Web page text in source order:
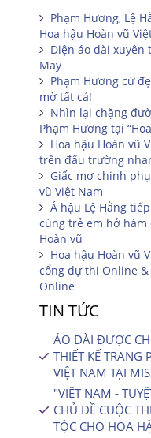
Phạm Hương, Lệ
Hoa hậu Hoàn vũ
Diện áo dài xuyên
May
Phạm Hương cứ
mờ tất cả!
Nhìn lại chặng
Phạm Hương tại
Hoa hậu Hoàn vũ
trên đấu trường
Giấc mơ chinh
vũ Việt Nam
Á hậu Lệ Hằng
cùng trẻ em hở hàm
Hoàn vũ
Hoa hậu Hoàn vũ
cổng dự thi Online
Online
TIN TỨC
ÁO DÀI ĐƯỢC
THIẾT KẾ TRANG
VIỆT NAM TẠI
"VIỆT NAM -
CHỦ ĐỀ CUỘC
TỘC CHO HOA